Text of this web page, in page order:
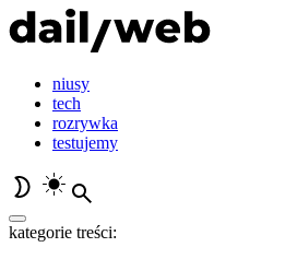
niusy
tech
rozrywka
testujemy
kategorie treści: